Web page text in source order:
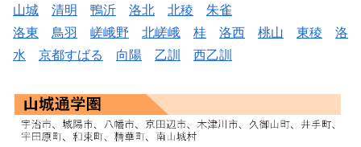
山城 清明 鴨沂 洛北 北稜
朱雀
洛東
鳥羽 嵯峨野 北嵯峨 桂 洛西 桃山 東稜
洛
水
京都すばる 向陽 乙訓 西乙訓